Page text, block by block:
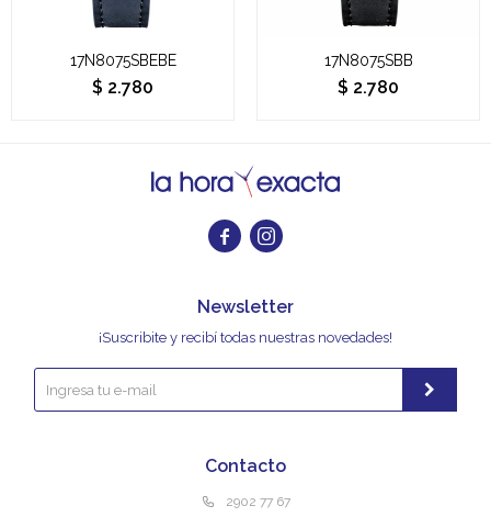
17N8075SBEBE
$ 2.780
17N8075SBB
$ 2.780
 
Contacto
2902 77 67
Newsletter
¡Suscribite y recibí todas nuestras novedades!